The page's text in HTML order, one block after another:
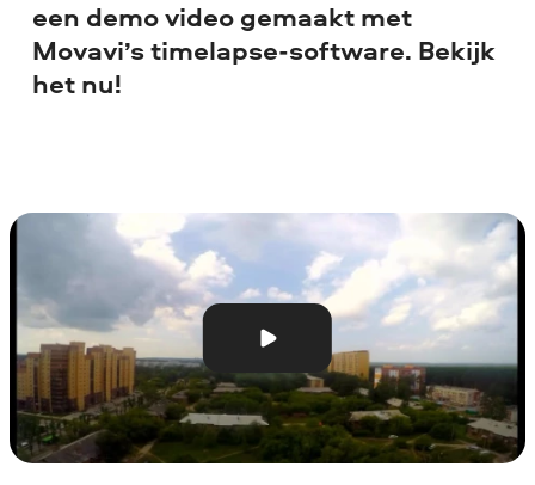
een demo video gemaakt met
Movavi’s timelapse-software. Bekijk
het nu!